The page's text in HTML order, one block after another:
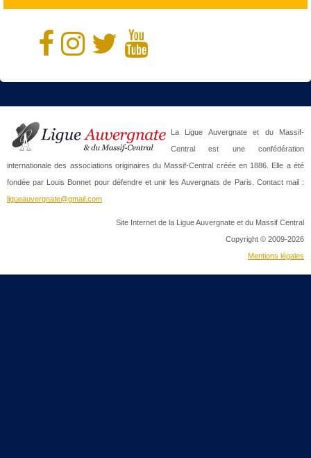
La Ligue Auvergnate et du Massif-
Central est une confédération
internationale des associations originaires du Massif-Central créée en 1886. Elle a été
fondée par Louis Bonnet pour défendre et unir les Auvergnats de Paris. Contact mail :
ligueauvergnate@gmail.com
Site Internet de la Ligue Auvergnate et du Massif Central
Copyright © 2009-2026
Mentions légales